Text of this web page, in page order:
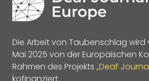
Die Arbeit von Taubenschlag wird
Mai 2025 von der Europäischen
Rahmen des Projekts „Deaf